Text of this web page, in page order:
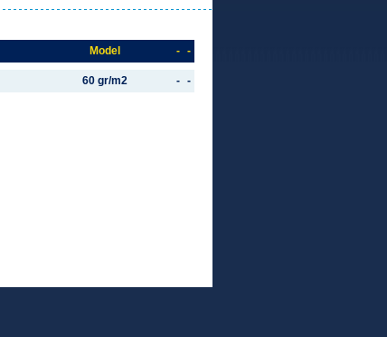
Model - -
60 gr/m2 - -